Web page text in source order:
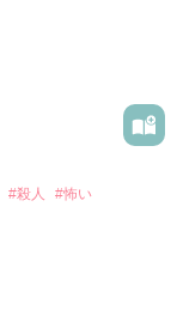
#殺人 #怖い